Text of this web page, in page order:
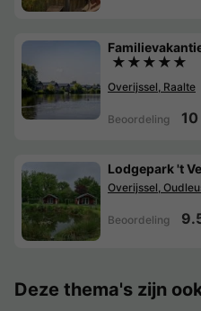
★★★★★
Overijssel, Raalte
Beoordeling 10
Lodgepark 't
Overijssel,
Beoordeling
Deze thema's zijn